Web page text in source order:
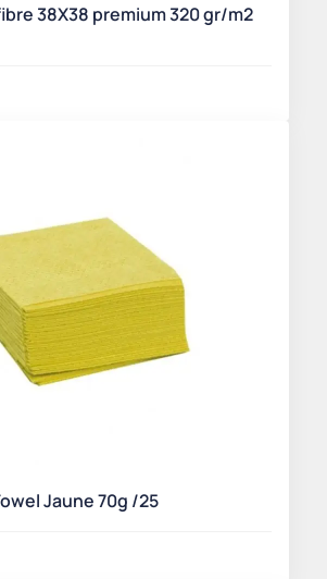
38X38 premium 320 gr/m2
Jaune 70g /25